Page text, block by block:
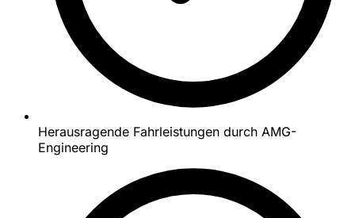
Herausragende Fahrleistungen durch AMG-
Engineering